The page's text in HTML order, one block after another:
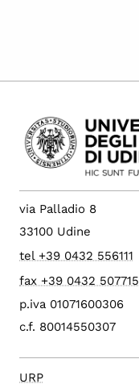
via Palladio 8
33100 Udine
tel +39 0432 556111
fax +39 0432 507715
p.iva 01071600306
c.f. 80014550307
URP